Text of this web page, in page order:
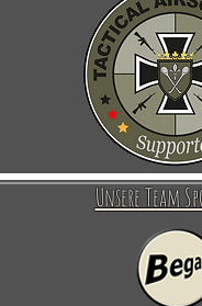
Unsere Team